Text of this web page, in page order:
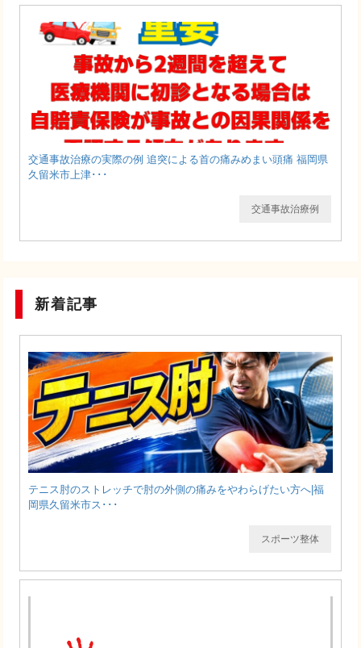
交通事故治療の実際の例 追突による首の痛みめまい頭痛 福岡県
久留米市上津･･･
交通事故治療例
新着記事
テニス肘のストレッチで肘の外側の痛みをやわらげたい方へ|福
岡県久留米市ス･･･
スポーツ整体